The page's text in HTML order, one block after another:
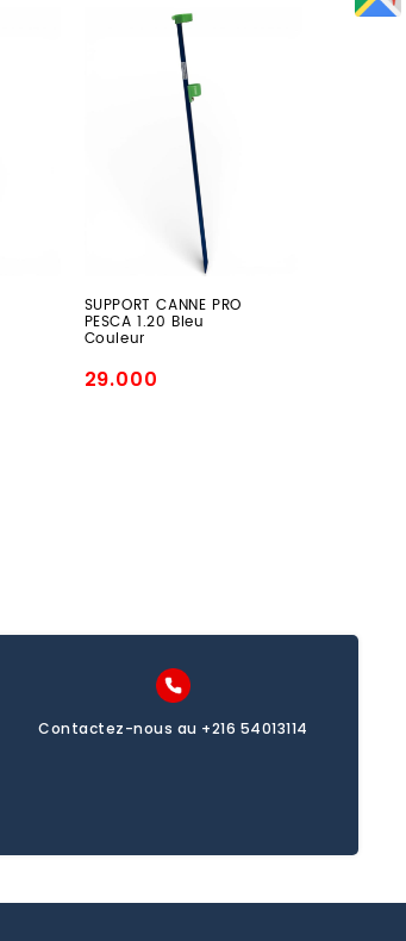
SUPPORT CANNE PRO
PESCA 1.20 Bleu
Couleur
Prix
29.000
Contactez-nous au +216 54013114